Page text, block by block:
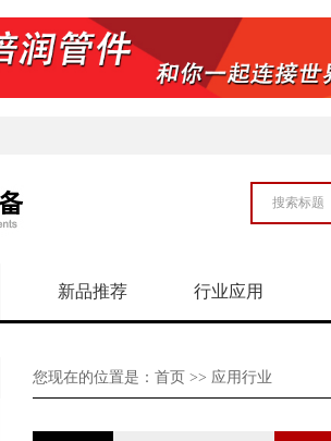
搜索标题
新品推荐 行业应用
您现在的位置是： 首页 >> 应用行业